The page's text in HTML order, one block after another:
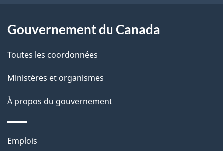
a
g
e
a
c
i
o
s
u
Gouvernement du Canada
Toutes les coordonnées
Ministères et organismes
À propos du gouvernement
Thèmes
Emplois